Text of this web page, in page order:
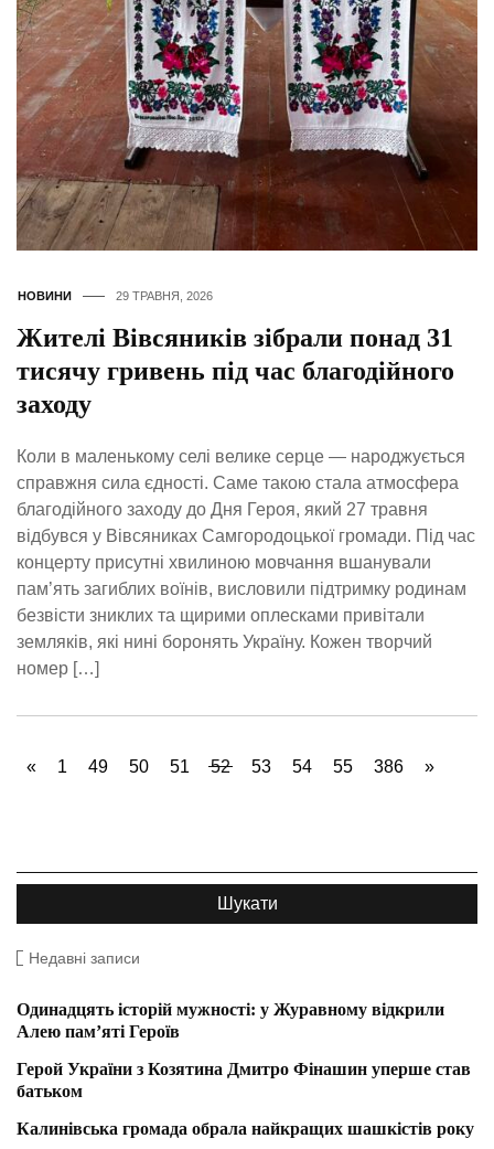
НОВИНИ 29 ТРАВНЯ, 2026
Жителі Вівсяників зібрали понад 31
тисячу гривень під час благодійного
заходу
Коли в маленькому селі велике серце — народжується
справжня сила єдності. Саме такою стала атмосфера
благодійного заходу до Дня Героя, який 27 травня
відбувся у Вівсяниках Самгородоцької громади. Під час
концерту присутні хвилиною мовчання вшанували
пам’ять загиблих воїнів, висловили підтримку родинам
безвісти зниклих та щирими оплесками привітали
земляків, які нині боронять Україну. Кожен творчий
номер […]
« 1 49 50 51 52 53 54 55 386 »
Недавні записи
Одинадцять історій мужності: у Журавному відкрили
Алею пам’яті Героїв
Герой України з Козятина Дмитро Фінашин уперше став
батьком
Калинівська громада обрала найкращих шашкістів року